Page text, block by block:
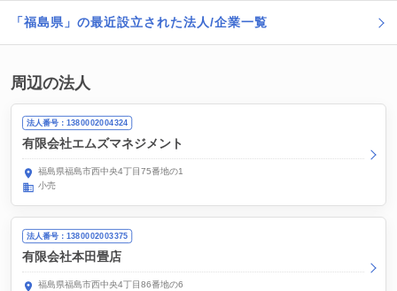
「福島県」の最近設立された法人/企業一覧
周辺の法人
法人番号：1380002004324
有限会社エムズマネジメント
福島県福島市西中央4丁目75番地の1
小売
法人番号：1380002003375
有限会社本田畳店
福島県福島市西中央4丁目86番地の6